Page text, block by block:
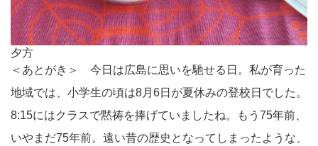
夕方
＜あとがき＞ 今日は広島に思いを馳せる日。私が育った
地域では、小学生の頃は8月6日が夏休みの登校日でした。
8:15にはクラスで黙祷を捧げていましたね。もう75年前、
いやまだ75年前。遠い昔の歴史となってしまったような、